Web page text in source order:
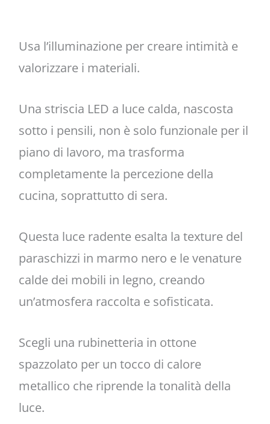
Usa l’illuminazione per creare intimità e
valorizzare i materiali.
Una striscia LED a luce calda, nascosta
sotto i pensili, non è solo funzionale per il
piano di lavoro, ma trasforma
completamente la percezione della
cucina, soprattutto di sera.
Questa luce radente esalta la texture del
paraschizzi in marmo nero e le venature
calde dei mobili in legno, creando
un’atmosfera raccolta e sofisticata.
Scegli una rubinetteria in ottone
spazzolato per un tocco di calore
metallico che riprende la tonalità della
luce.